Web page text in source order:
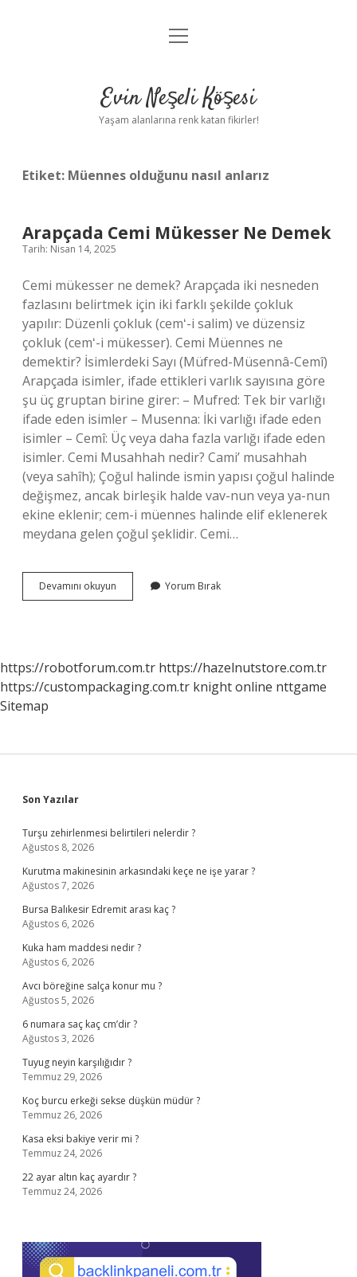
Anasayfa
Yasal Uyarı
menüyü
Evin Neşeli Köşesi
Yaşam alanlarına renk katan fikirler!
Etiket: Müennes olduğunu nasıl anlarız
Arapçada Cemi Mükesser Ne Demek
Tarih: Nisan 14, 2025
Cemi mükesser ne demek? Arapçada iki nesneden
fazlasını belirtmek için iki farklı şekilde çokluk
yapılır: Düzenli çokluk (cemʻ-i salim) ve düzensiz
çokluk (cemʻ-i mükesser). Cemi Müennes ne
demektir? İsimlerdeki Sayı (Müfred-Müsennâ-Cemî)
Arapçada isimler, ifade ettikleri varlık sayısına göre
şu üç gruptan birine girer: – Mufred: Tek bir varlığı
ifade eden isimler – Musenna: İki varlığı ifade eden
isimler – Cemî: Üç veya daha fazla varlığı ifade eden
isimler. Cemi Musahhah nedir? Cami’ musahhah
(veya sahîh); Çoğul halinde ismin yapısı çoğul halinde
değişmez, ancak birleşik halde vav-nun veya ya-nun
ekine eklenir; cem-i müennes halinde elif eklenerek
meydana gelen çoğul şeklidir. Cemi…
Devamını okuyun Arapçada
Cemi
Yorum Bırak
https://robotforum.com.tr https://hazelnutstore.com.tr
https://custompackaging.com.tr knight online nttgame
Sitemap
Sidebar
Son Yazılar
Turşu zehirlenmesi belirtileri nelerdir ?
Ağustos 8, 2026
Kurutma makinesinin arkasındaki keçe ne işe yarar ?
Ağustos 7, 2026
Bursa Balıkesir Edremit arası kaç ?
Ağustos 6, 2026
Kuka ham maddesi nedir ?
Ağustos 6, 2026
Avcı böreğine salça konur mu ?
Ağustos 5, 2026
6 numara saç kaç cm’dir ?
Ağustos 3, 2026
Tuyug neyin karşılığıdır ?
Temmuz 29, 2026
Koç burcu erkeği sekse düşkün müdür ?
Temmuz 26, 2026
Kasa eksi bakiye verir mi ?
Temmuz 24, 2026
22 ayar altın kaç ayardır ?
Temmuz 24, 2026